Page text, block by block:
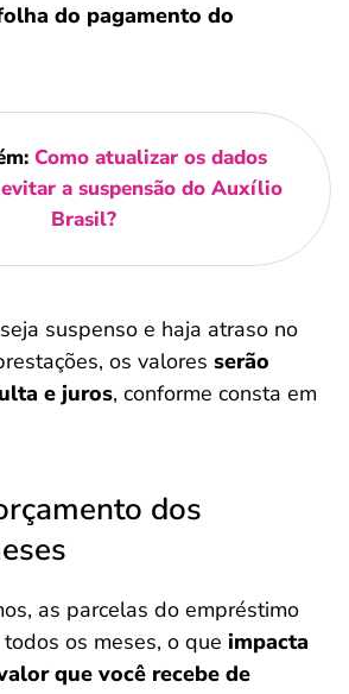
do pagamento do
Como atualizar os dados
a suspensão do Auxílio
Brasil?
suspenso e haja atraso no
os valores serão
e juros, conforme consta em
dos
as parcelas do empréstimo
os meses, o que impacta
que você recebe de